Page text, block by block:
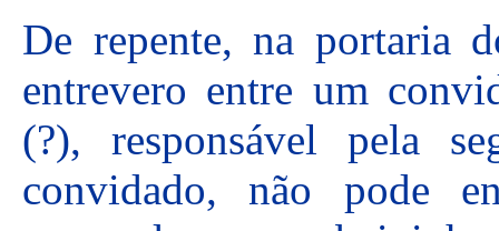
De repente, na portaria
entrevero entre um
(?), responsável pela
convidado, não pode